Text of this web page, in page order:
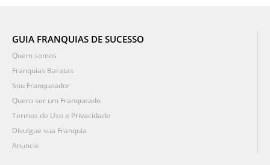
GUIA FRANQUIAS DE SUCESSO
Quem somos
Franquias Baratas
Sou Franqueador
Quero ser um Franqueado
Termos de Uso e Privacidade
Divulgue sua Franquia
Anuncie